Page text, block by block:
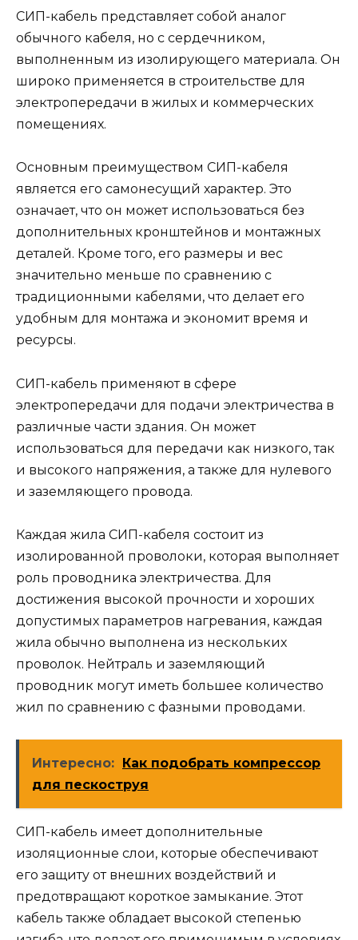
СИП-кабель представляет собой аналог
обычного кабеля, но с сердечником,
выполненным из изолирующего материала. Он
широко применяется в строительстве для
электропередачи в жилых и коммерческих
помещениях.
Основным преимуществом СИП-кабеля
является его самонесущий характер. Это
означает, что он может использоваться без
дополнительных кронштейнов и монтажных
деталей. Кроме того, его размеры и вес
значительно меньше по сравнению с
традиционными кабелями, что делает его
удобным для монтажа и экономит время и
ресурсы.
СИП-кабель применяют в сфере
электропередачи для подачи электричества в
различные части здания. Он может
использоваться для передачи как низкого, так
и высокого напряжения, а также для нулевого
и заземляющего провода.
Каждая жила СИП-кабеля состоит из
изолированной проволоки, которая выполняет
роль проводника электричества. Для
достижения высокой прочности и хороших
допустимых параметров нагревания, каждая
жила обычно выполнена из нескольких
проволок. Нейтраль и заземляющий
проводник могут иметь большее количество
жил по сравнению с фазными проводами.
Интересно: Как подобрать компрессор
для пескоструя
СИП-кабель имеет дополнительные
изоляционные слои, которые обеспечивают
его защиту от внешних воздействий и
предотвращают короткое замыкание. Этот
кабель также обладает высокой степенью